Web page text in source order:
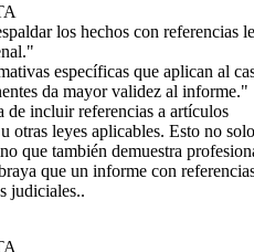
los hechos con referencias
específicas que aplican al
da mayor validez al informe."
de incluir referencias a artículos
otras leyes aplicables. Esto no solo
que también demuestra
que un informe con
judiciales..